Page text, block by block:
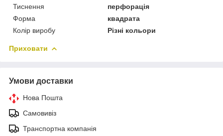
Тиснення
перфорація
Форма
квадрата
Колір виробу
Різні кольори
Приховати
Умови доставки
Нова Пошта
Самовивіз
Транспортна компанія